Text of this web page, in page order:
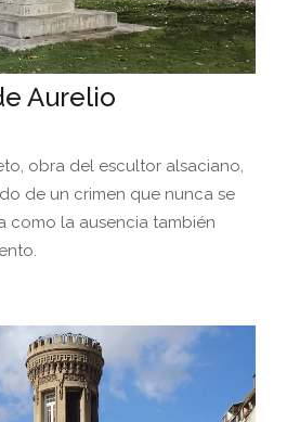
Aurelio
obra del escultor alsaciano,
de un crimen que nunca se
como la ausencia también